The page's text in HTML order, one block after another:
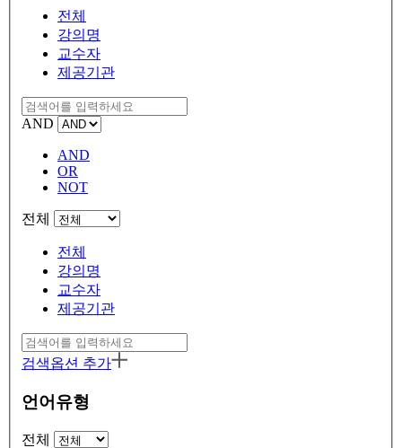
전체
강의명
교수자
제공기관
AND
AND
OR
NOT
전체
전체
강의명
교수자
제공기관
검색옵션 추가
언어유형
전체